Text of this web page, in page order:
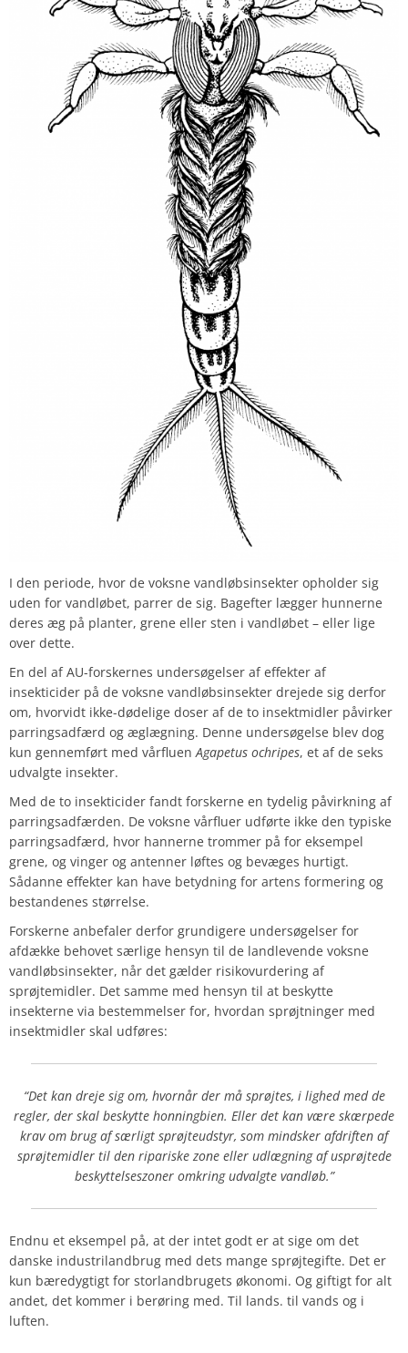
I den periode, hvor de voksne vandløbsinsekter opholder sig
uden for vandløbet, parrer de sig. Bagefter lægger hunnerne
deres æg på planter, grene eller sten i vandløbet – eller lige
over dette.
En del af AU-forskernes undersøgelser af effekter af
insekticider på de voksne vandløbsinsekter drejede sig derfor
om, hvorvidt ikke-dødelige doser af de to insektmidler påvirker
parringsadfærd og æglægning. Denne undersøgelse blev dog
kun gennemført med vårfluen Agapetus ochripes, et af de seks
udvalgte insekter.
Med de to insekticider fandt forskerne en tydelig påvirkning af
parringsadfærden. De voksne vårfluer udførte ikke den typiske
parringsadfærd, hvor hannerne trommer på for eksempel
grene, og vinger og antenner løftes og bevæges hurtigt.
Sådanne effekter kan have betydning for artens formering og
bestandenes størrelse.
Forskerne anbefaler derfor grundigere undersøgelser for
afdække behovet særlige hensyn til de landlevende voksne
vandløbsinsekter, når det gælder risikovurdering af
sprøjtemidler. Det samme med hensyn til at beskytte
insekterne via bestemmelser for, hvordan sprøjtninger med
insektmidler skal udføres:
“Det kan dreje sig om, hvornår der må sprøjtes, i lighed med de
regler, der skal beskytte honningbien. Eller det kan være skærpede
krav om brug af særligt sprøjteudstyr, som mindsker afdriften af
sprøjtemidler til den ripariske zone eller udlægning af usprøjtede
beskyttelseszoner omkring udvalgte vandløb.”
Endnu et eksempel på, at der intet godt er at sige om det
danske industrilandbrug med dets mange sprøjtegifte. Det er
kun bæredygtigt for storlandbrugets økonomi. Og giftigt for alt
andet, det kommer i berøring med. Til lands. til vands og i
luften.